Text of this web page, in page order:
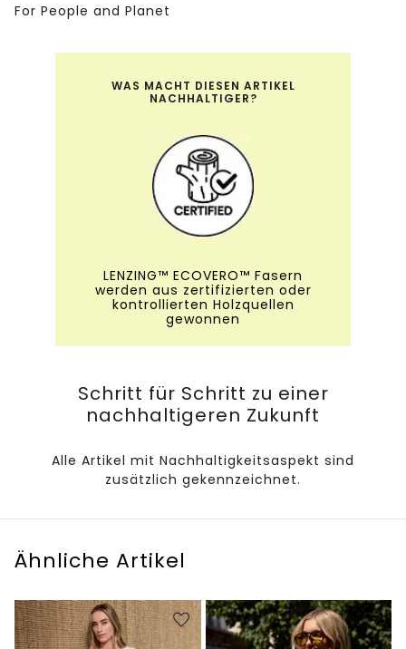
For People and Planet
WAS MACHT DIESEN ARTIKEL
NACHHALTIGER?
LENZING™ ECOVERO™ Fasern
werden aus zertifizierten oder
kontrollierten Holzquellen
gewonnen
Schritt für Schritt zu einer
nachhaltigeren Zukunft
Alle Artikel mit Nachhaltigkeitsaspekt sind
zusätzlich gekennzeichnet.
Ähnliche Artikel